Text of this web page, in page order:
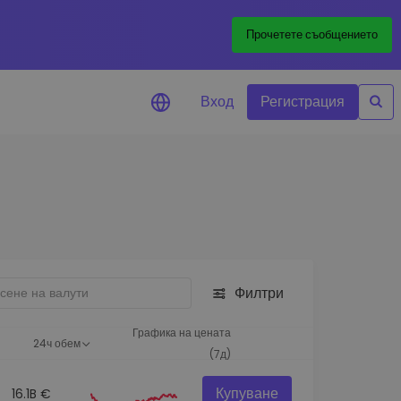
Прочетете съобщението
изпълнение
Вход Регистрация
Филтри
24ч обем
Графика на цената
(7д)
16.1B € Купуване